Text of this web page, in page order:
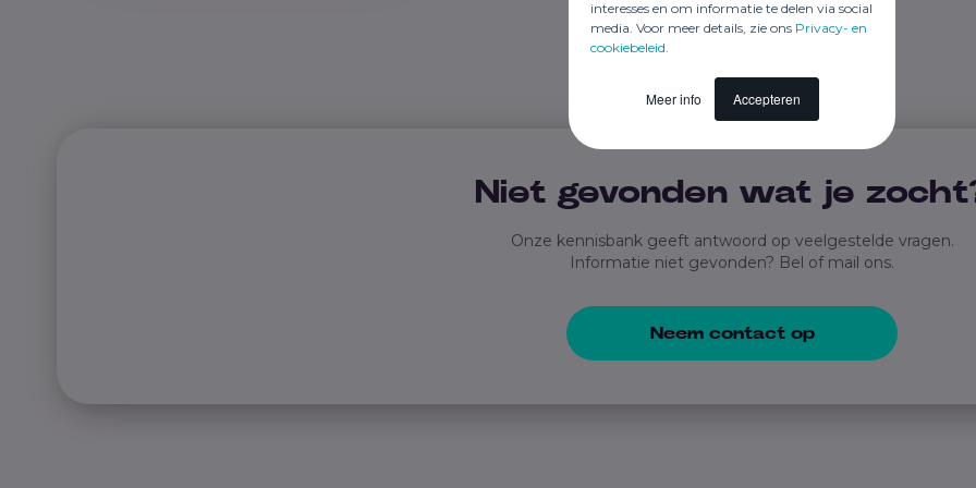
interesses en om informatie te delen via social
media. Voor meer details, zie ons Privacy- en
cookiebeleid.
Meer info Accepteren
Niet gevonden wat je
Onze kennisbank geeft antwoord op veelgestelde vragen.
Informatie niet gevonden? Bel of mail ons.
Neem contact op